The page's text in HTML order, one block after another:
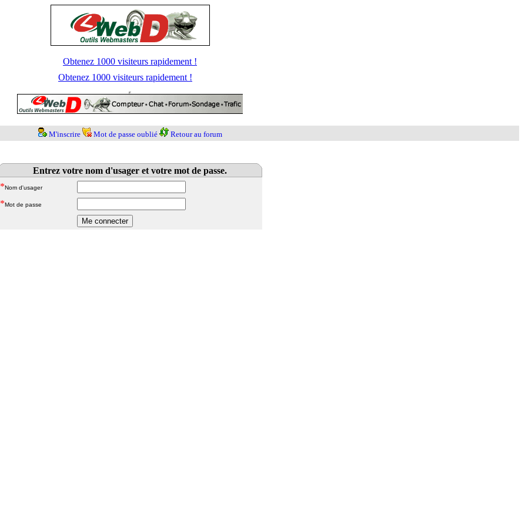
Obtenez 1000 visiteurs rapidement !
Obtenez 1000 visiteurs rapidement !
M'inscrire Mot de passe oublié Retour au forum
Entrez votre nom d'usager et votre mot de passe.
*Nom d'usager
*Mot de passe